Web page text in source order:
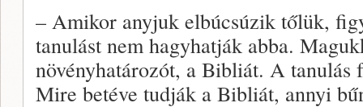
– Amikor anyjuk elbúcsúzik tőlük,
tanulást nem hagyhatják abba.
növényhatározót, a Bibliát. A tanulás
Mire betéve tudják a Bibliát, annyi